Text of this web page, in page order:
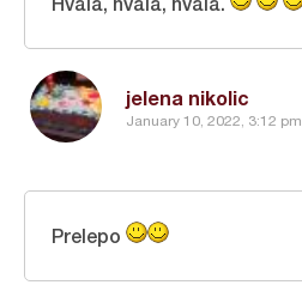
jelena nikolic
January 10, 2022, 3:12 pm
Prelepo